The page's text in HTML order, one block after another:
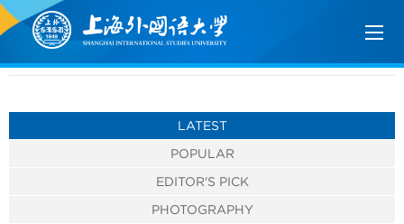
LATEST
POPULAR
EDITOR'S PICK
PHOTOGRAPHY